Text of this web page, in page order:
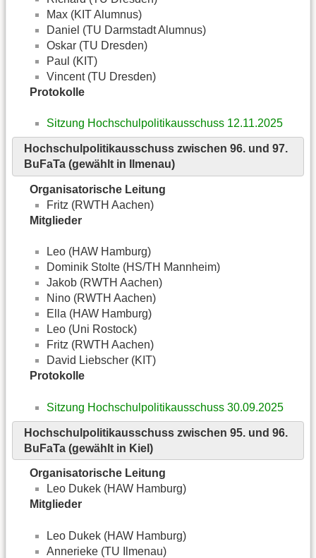
Max (KIT Alumnus)
Daniel (TU Darmstadt Alumnus)
Oskar (TU Dresden)
Paul (KIT)
Vincent (TU Dresden)
Protokolle
Sitzung Hochschulpolitikausschuss 12.11.2025
Hochschulpolitikausschuss zwischen 96. und 97.
BuFaTa (gewählt in Ilmenau)
Organisatorische Leitung
Fritz (RWTH Aachen)
Mitglieder
Leo (HAW Hamburg)
Dominik Stolte (HS/TH Mannheim)
Jakob (RWTH Aachen)
Nino (RWTH Aachen)
Ella (HAW Hamburg)
Leo (Uni Rostock)
Fritz (RWTH Aachen)
David Liebscher (KIT)
Protokolle
Sitzung Hochschulpolitikausschuss 30.09.2025
Hochschulpolitikausschuss zwischen 95. und 96.
BuFaTa (gewählt in Kiel)
Organisatorische Leitung
Leo Dukek (HAW Hamburg)
Mitglieder
Leo Dukek (HAW Hamburg)
Annerieke (TU Ilmenau)